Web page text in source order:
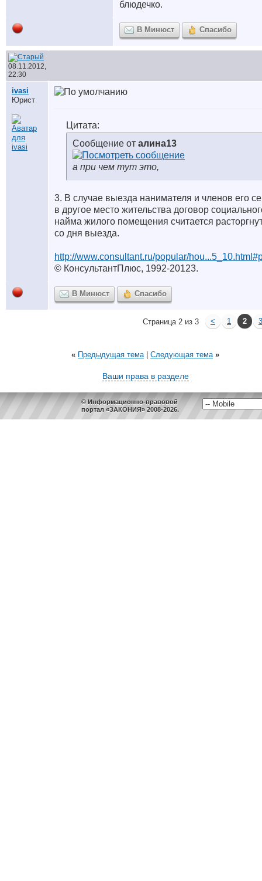
блюдечко.
В Минюст Спасибо
08.11.2012,
22:30
ivasi
Юрист
Цитата:
Сообщение от алина13
а при чем тут это,
3. В случае выезда нанимателя и членов его
в другое место жительства договор
найма жилого помещения считается
со дня выезда.
http://www.consultant.ru/popular/
© КонсультантПлюс, 1992-20123.
В Минюст Спасибо
Страница 2 из 3 < 1 2 3
« Предыдущая тема| Следующая тема »
Ваши права в разделе
© Информационно-правовой
портал «ЗАКОНИЯ» 2008-2026.